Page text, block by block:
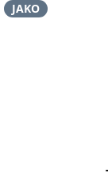
JAKO